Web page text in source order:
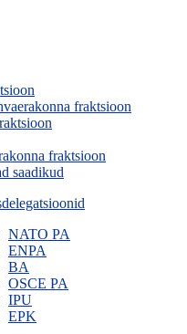
fraktsioon
fraktsioon
saadikud
NATO PA
ENPA
BA
OSCE PA
IPU
EPK